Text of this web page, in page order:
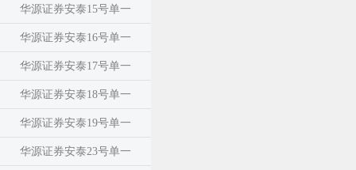
华源证券安泰15号单一
华源证券安泰16号单一
华源证券安泰17号单一
华源证券安泰18号单一
华源证券安泰19号单一
华源证券安泰23号单一